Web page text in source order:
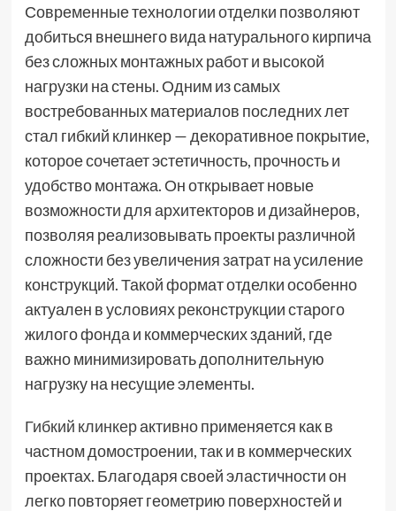
Современные технологии отделки позволяют
добиться внешнего вида натурального кирпича
без сложных монтажных работ и высокой
нагрузки на стены. Одним из самых
востребованных материалов последних лет
стал гибкий клинкер — декоративное покрытие,
которое сочетает эстетичность, прочность и
удобство монтажа. Он открывает новые
возможности для архитекторов и дизайнеров,
позволяя реализовывать проекты различной
сложности без увеличения затрат на усиление
конструкций. Такой формат отделки особенно
актуален в условиях реконструкции старого
жилого фонда и коммерческих зданий, где
важно минимизировать дополнительную
нагрузку на несущие элементы.
Гибкий клинкерактивно применяется как в
частном домостроении, так и в коммерческих
проектах. Благодаря своей эластичности он
легко повторяет геометрию поверхностей и